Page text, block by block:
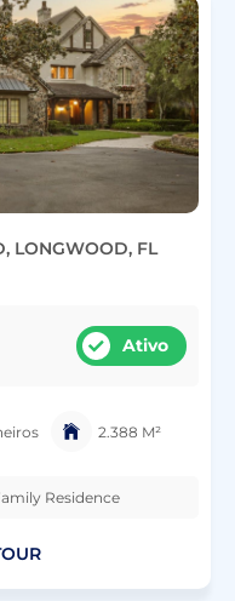
LONGWOOD, FL
Ativo
2.388 M²
Residence